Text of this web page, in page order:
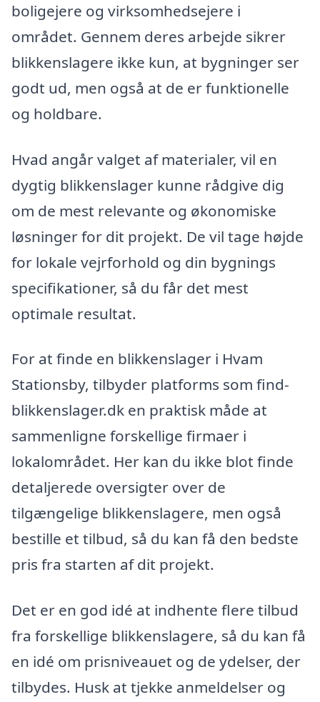
boligejere og virksomhedsejere i
området. Gennem deres arbejde sikrer
blikkenslagere ikke kun, at bygninger ser
godt ud, men også at de er funktionelle
og holdbare.
Hvad angår valget af materialer, vil en
dygtig blikkenslager kunne rådgive dig
om de mest relevante og økonomiske
løsninger for dit projekt. De vil tage højde
for lokale vejrforhold og din bygnings
specifikationer, så du får det mest
optimale resultat.
For at finde en blikkenslager i Hvam
Stationsby, tilbyder platforms som find-
blikkenslager.dk en praktisk måde at
sammenligne forskellige firmaer i
lokalområdet. Her kan du ikke blot finde
detaljerede oversigter over de
tilgængelige blikkenslagere, men også
bestille et tilbud, så du kan få den bedste
pris fra starten af dit projekt.
Det er en god idé at indhente flere tilbud
fra forskellige blikkenslagere, så du kan få
en idé om prisniveauet og de ydelser, der
tilbydes. Husk at tjekke anmeldelser og